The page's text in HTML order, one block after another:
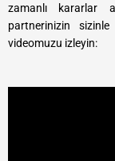
zamanlı kararlar
partnerinizin sizinle
videomuzu izleyin: